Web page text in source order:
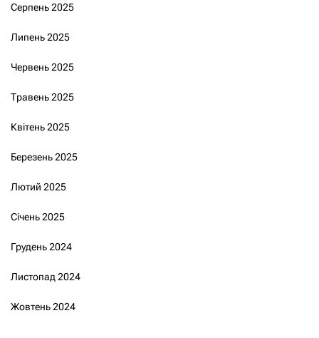
Серпень 2025
Липень 2025
Червень 2025
Травень 2025
Квітень 2025
Березень 2025
Лютий 2025
Січень 2025
Грудень 2024
Листопад 2024
Жовтень 2024